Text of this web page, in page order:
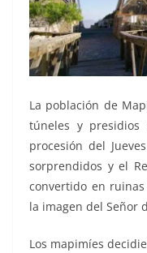
La población de
túneles y
procesión del
sorprendidos y el
convertido en
la imagen del Señor
Los mapimíes